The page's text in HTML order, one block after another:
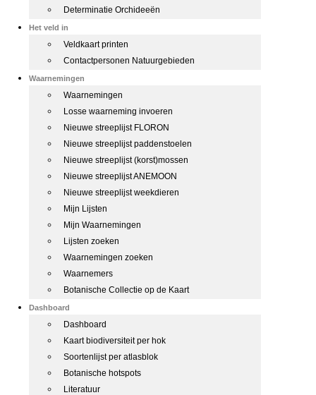
Determinatie Orchideeën
Het veld in
Veldkaart printen
Contactpersonen Natuurgebieden
Waarnemingen
Waarnemingen
Losse waarneming invoeren
Nieuwe streeplijst FLORON
Nieuwe streeplijst paddenstoelen
Nieuwe streeplijst (korst)mossen
Nieuwe streeplijst ANEMOON
Nieuwe streeplijst weekdieren
Mijn Lijsten
Mijn Waarnemingen
Lijsten zoeken
Waarnemingen zoeken
Waarnemers
Botanische Collectie op de Kaart
Dashboard
Dashboard
Kaart biodiversiteit per hok
Soortenlijst per atlasblok
Botanische hotspots
Literatuur